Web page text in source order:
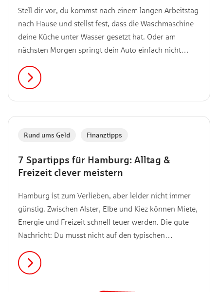
Stell dir vor, du kommst nach einem langen Arbeitstag
nach Hause und stellst fest, dass die Waschmaschine
deine Küche unter Wasser gesetzt hat. Oder am
nächsten Morgen springt dein Auto einfach nicht
deine gesamte Finanzplanung schnell ins Wanken
bringen, wenn du keine eiserne Reserve hast. Warum
du genau dann einen Notgroschen benötigst, erfährst
du hier.
7 Spartipps für Hamburg: Alltag &
Freizeit clever meistern
Rund ums Geld Finanztipps
Hamburg ist zum Verlieben, aber leider nicht immer
günstig. Zwischen Alster, Elbe und Kiez können Miete,
Energie und Freizeit schnell teuer werden. Die gute
Nachricht: Du musst nicht auf den typischen
Artikel zeigen wir dir einfache Spartipps für den Alltag
und die Freizeit, mit denen du in Hamburg gut leben